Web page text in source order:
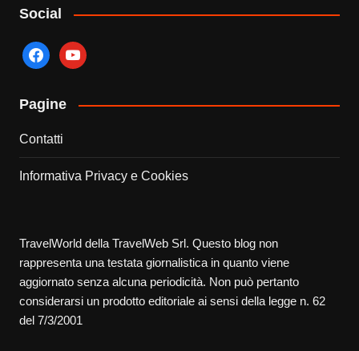
Social
facebookyoutube
Pagine
Contatti
Informativa Privacy e Cookies
TravelWorld della TravelWeb Srl. Questo blog non
rappresenta una testata giornalistica in quanto viene
aggiornato senza alcuna periodicità. Non può pertanto
considerarsi un prodotto editoriale ai sensi della legge n. 62
del 7/3/2001